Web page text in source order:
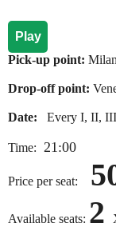
Play
Pick-up point:
Drop-off point:
Date: Every I, II,
Time: 21:00
Price per seat:
Available seats: 2